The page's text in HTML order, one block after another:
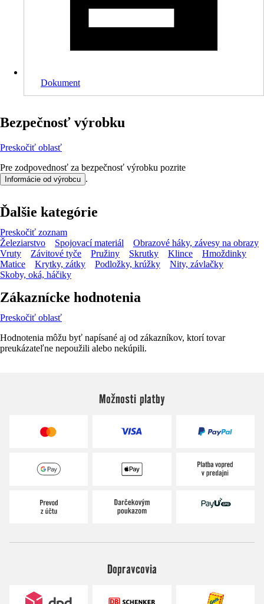
Dokument
Bezpečnosť výrobku
Preskočiť oblasť
Pre zodpovednosť za bezpečnosť výrobku pozrite
Informácie od výrobcu .
Ďalšie kategórie
Preskočiť zoznam
Železiarstvo
Spojovací materiál
Obrazové háky, závesy na obrazy
Vruty
Závitové tyče Pružiny Skrutky Klince
Hmoždinky
Matice
Krytky, zátky Podložky, krúžky
Nity, závlačky
Skoby, oká, háčiky
Zákaznícke hodnotenia
Preskočiť oblasť
Hodnotenia môžu byť napísané aj od zákazníkov, ktorí tovar
preukázateľne nepoužili alebo nekúpili.
Možnosti platby
Dopravcovia